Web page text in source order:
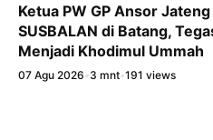
Ketua PW GP Ansor Jateng
SUSBALAN di Batang,
Menjadi Khodimul Ummah
07 Agu 2026 •3 mnt•191 views